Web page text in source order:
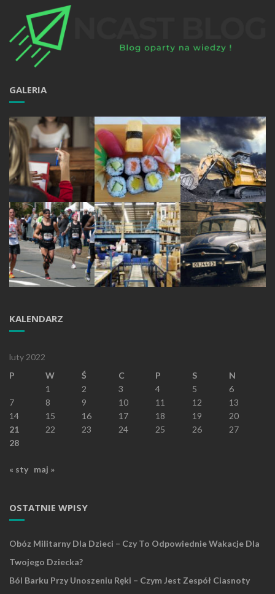
GALERIA
KALENDARZ
luty 2022
P
W Ś C P S
N
1
2 3 4 5
6
7
8 9 10 11 12
13
14
15 16 17 18 19
20
21
22 23 24 25 26
27
28
« sty maj »
OSTATNIE WPISY
Obóz Militarny Dla Dzieci – Czy To Odpowiednie Wakacje Dla
Twojego Dziecka?
Ból Barku Przy Unoszeniu Ręki – Czym Jest Zespół Ciasnoty